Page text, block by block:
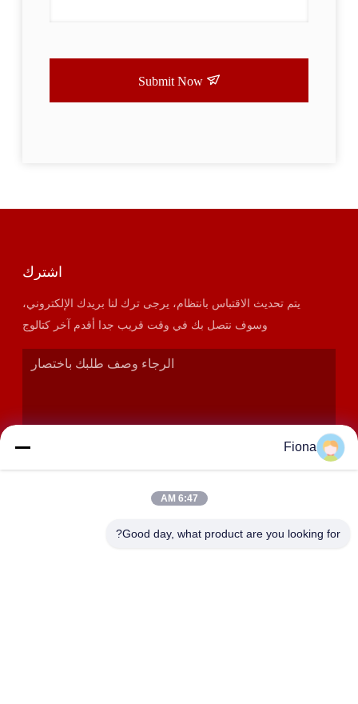
Submit Now
اشترك
يتم تحديث الاقتباس بانتظام، يرجى ترك لنا بريدك الإلكتروني،
وسوف نتصل بك في وقت قريب جدا أقدم آخر كتالوج
Fiona
6:47 AM
Good day, what product are you looking for?